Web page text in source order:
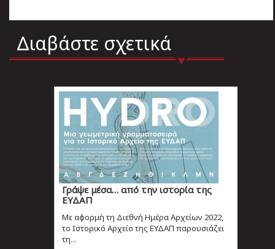
Διαβάστε σχετικά
Γράψε μέσα… από την ιστορία της
ΕΥΔΑΠ
Με αφορμή τη Διεθνή Ημέρα Αρχείων 2022,
το Ιστορικό Αρχείο της ΕΥΔΑΠ παρουσιάζει
τη...